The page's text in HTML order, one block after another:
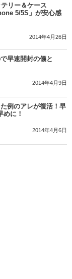
リー＆ケース
5/5S」が安心感
2014年4月26日
早速開封の儀と
2014年4月9日
例のアレが復活！早
に！
2014年4月6日